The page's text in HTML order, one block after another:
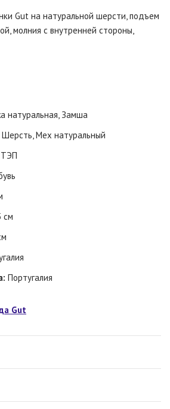
Gut на натуральной шерсти, подъем
молния с внутренней стороны,
натуральная, Замша
Шерсть, Мех натуральный
ТЭП
см
Португалия
Gut